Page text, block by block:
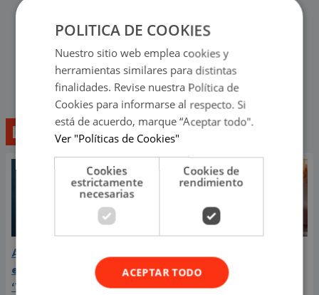
Lo último
Aria Vega conquista con
el lanzamiento de
‘Tototo (+4)’
embarazada de su
segundo hijo? Mike Bahía
POLITICA DE COOKIES
Nuestro sitio web emplea cookies y
herramientas similares para distintas
finalidades. Revise nuestra Política de
Cookies para informarse al respecto. Si
está de acuerdo, marque “Aceptar todo".
Ver "Políticas de Cookies"
Cookies
estrictamente
necesarias
Cookies de
rendimiento
ACEPTAR TODO